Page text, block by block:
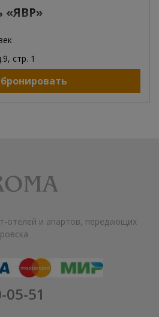
«ЯВР»
стр. 1
отелей и апартов, передающих
05-51